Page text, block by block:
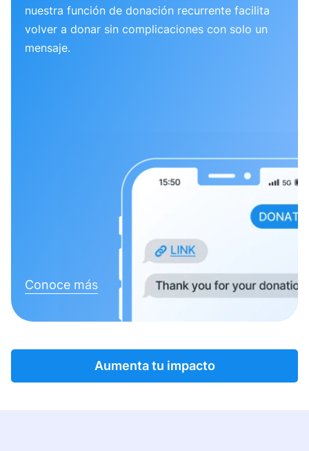
nuestra función de donación recurrente facilita
volver a donar sin complicaciones con solo un
mensaje.
Conoce más
Aumenta tu impacto